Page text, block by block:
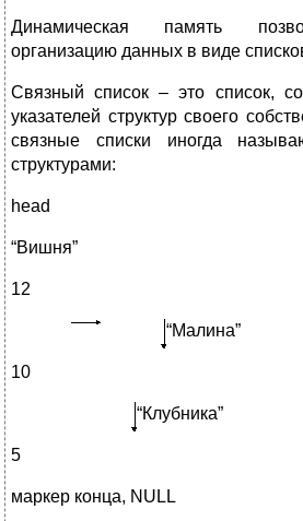
Динамическая память
организацию данных в виде
Связный список – это список,
указателей структур своего
связные списки иногда
структурами:
head
“Вишня”
12
“Малина”
10
“Клубника”
5
маркер конца, NULL